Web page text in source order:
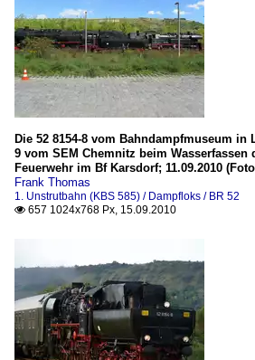
Die 52 8154-8 vom Bahndampfmuseum in
9 vom SEM Chemnitz beim
Feuerwehr im Bf Karsdorf; 11.09.2010
Frank Thomas
1. Unstrutbahn (KBS 585) / Dampfloks / BR 52
 657 1024x768 Px, 15.09.2010